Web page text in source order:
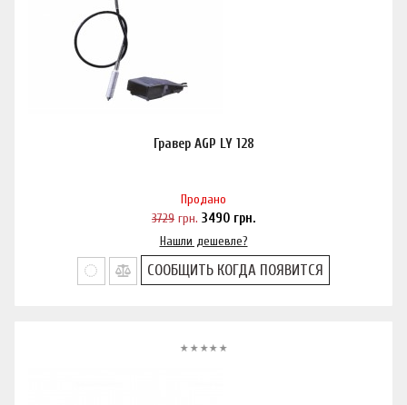
Гравер AGP LY 128
Продано
3729 грн. 3490 грн.
Нашли дешевле?
СООБЩИТЬ КОГДА ПОЯВИТСЯ